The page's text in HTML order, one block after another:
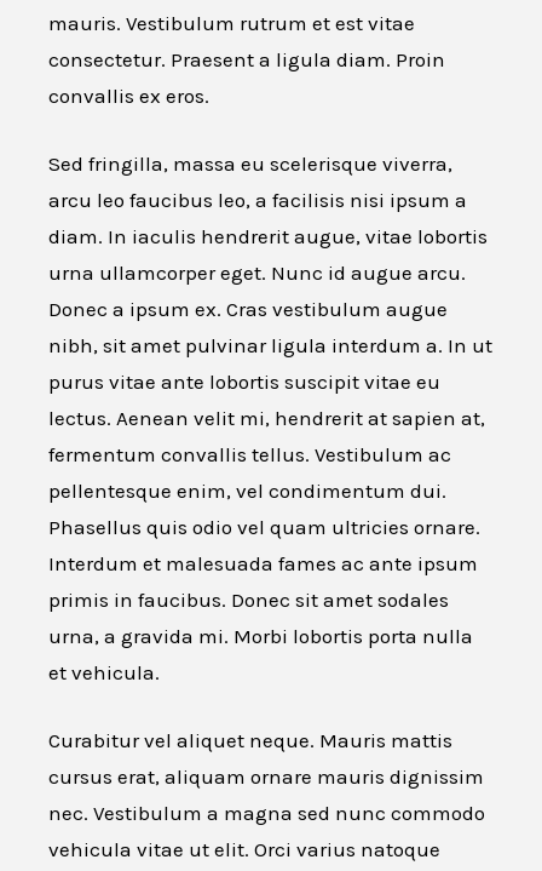
mauris. Vestibulum rutrum et est vitae
consectetur. Praesent a ligula diam. Proin
convallis ex eros.
Sed fringilla, massa eu scelerisque viverra,
arcu leo faucibus leo, a facilisis nisi ipsum a
diam. In iaculis hendrerit augue, vitae lobortis
urna ullamcorper eget. Nunc id augue arcu.
Donec a ipsum ex. Cras vestibulum augue
nibh, sit amet pulvinar ligula interdum a. In ut
purus vitae ante lobortis suscipit vitae eu
lectus. Aenean velit mi, hendrerit at sapien at,
fermentum convallis tellus. Vestibulum ac
pellentesque enim, vel condimentum dui.
Phasellus quis odio vel quam ultricies ornare.
Interdum et malesuada fames ac ante ipsum
primis in faucibus. Donec sit amet sodales
urna, a gravida mi. Morbi lobortis porta nulla
et vehicula.
Curabitur vel aliquet neque. Mauris mattis
cursus erat, aliquam ornare mauris dignissim
nec. Vestibulum a magna sed nunc commodo
vehicula vitae ut elit. Orci varius natoque